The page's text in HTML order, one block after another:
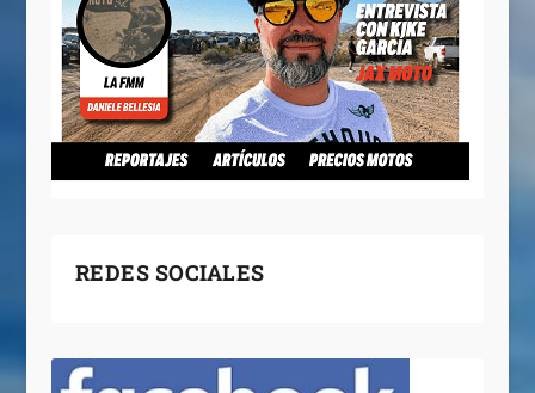
REDES SOCIALES